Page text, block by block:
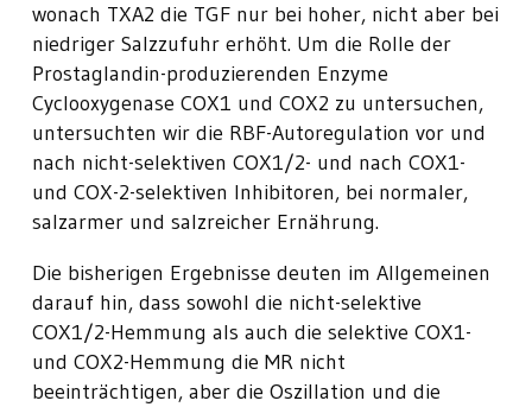
wonach TXA2 die TGF nur bei hoher, nicht aber bei
niedriger Salzzufuhr erhöht. Um die Rolle der
Prostaglandin-produzierenden Enzyme
Cyclooxygenase COX1 und COX2 zu untersuchen,
untersuchten wir die RBF-Autoregulation vor und
nach nicht-selektiven COX1/2- und nach COX1-
und COX-2-selektiven Inhibitoren, bei normaler,
salzarmer und salzreicher Ernährung.
Die bisherigen Ergebnisse deuten im Allgemeinen
darauf hin, dass sowohl die nicht-selektive
COX1/2-Hemmung als auch die selektive COX1-
und COX2-Hemmung die MR nicht
beeinträchtigen, aber die Oszillation und die